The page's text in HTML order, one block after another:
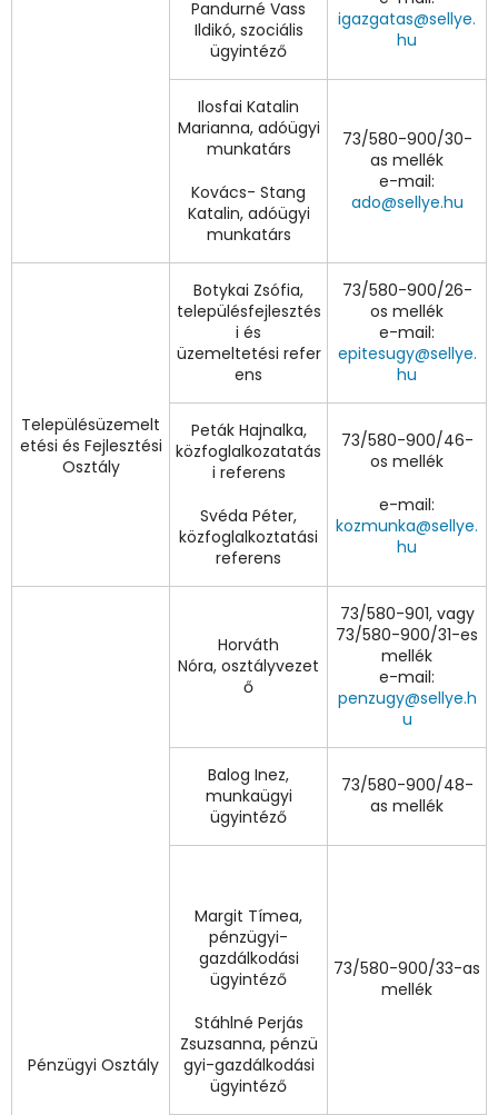
Pandurné Vass
Ildikó, szociális
ügyintéző
igazgatas@sellye.
hu
Ilosfai Katalin
Marianna, adóügyi
munkatárs
Kovács- Stang
Katalin, adóügyi
munkatárs
73/580-900/30-
as mellék
e-mail:
ado@sellye.hu
Településüzemelt
etési és Fejlesztési
Osztály
Botykai Zsófia,
településfejlesztés
i és
üzemeltetési refer
ens
73/580-900/26-
os mellék
e-mail:
epitesugy@sellye.
hu
Peták Hajnalka,
közfoglalkozatatás
i referens
Svéda Péter,
közfoglalkoztatási
referens
73/580-900/46-
os mellék
e-mail:
kozmunka@sellye.
hu
Pénzügyi Osztály
Horváth
Nóra, osztályvezet
ő
73/580-901, vagy
73/580-900/31-es
mellék
e-mail:
penzugy@sellye.h
u
Balog Inez,
munkaügyi
ügyintéző
73/580-900/48-
as mellék
Margit Tímea,
pénzügyi-
gazdálkodási
ügyintéző
Stáhlné Perjás
Zsuzsanna, pénzü
gyi-gazdálkodási
ügyintéző
73/580-900/33-as
mellék